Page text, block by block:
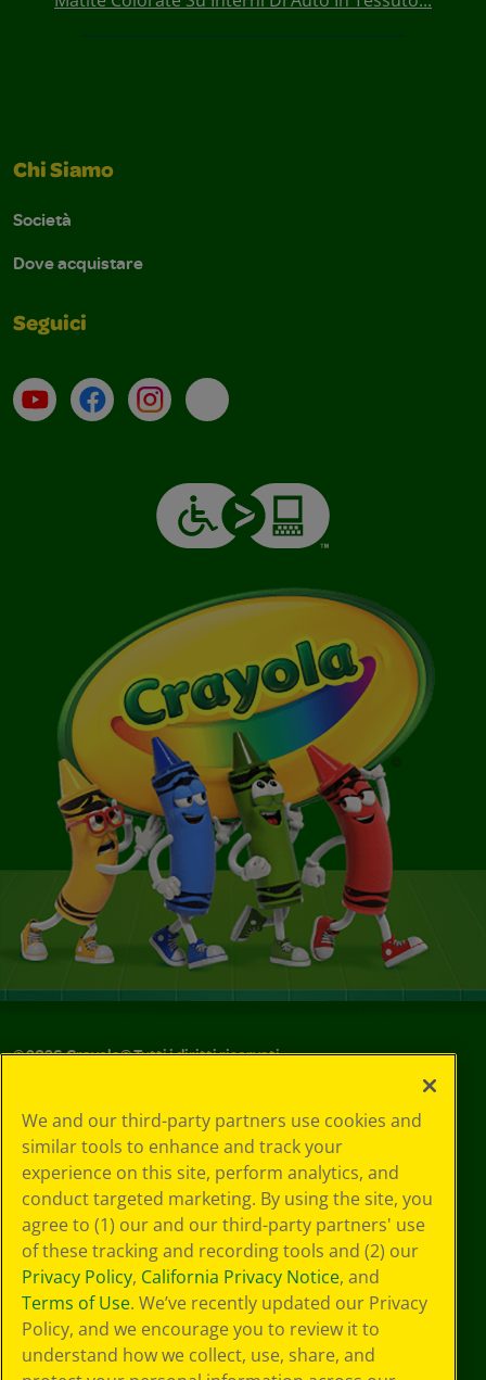
Chi Siamo
Società
Dove acquistare
Seguici
Su YouTube
ContattiProfilo Instagram
Email
©2026Crayola® Tutti i diritti riservati.
in materia di
privacy
Informativa sulla
privacy
Termini SMS
GDPR
Informativa sulla
privacy di CA
Technologies
Preferenze cookie
Condizioni d'uso
We and our third-party partners use cookies and
similar tools to enhance and track your
experience on this site, perform analytics, and
conduct targeted marketing. By using the site, you
agree to (1) our and our third-party partners' use
of these tracking and recording tools and (2) our
Privacy Policy, California Privacy Notice, and
Terms of Use. We’ve recently updated our Privacy
Policy, and we encourage you to review it to
understand how we collect, use, share, and